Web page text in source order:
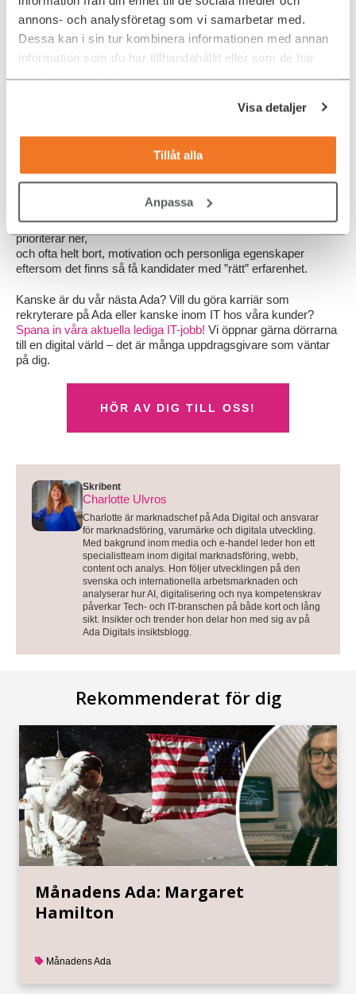
annons- och analysföretag som vi samarbetar med.
Dessa kan i sin tur kombinera informationen med annan
information som du har tillhandahållit eller som de har
samlat in när du har använt deras tjänster.
Visa detaljer
Tillåt alla
Anpassa
frustrationen
att rekryterare
och
kravlistan på
Man
prioriterar ner,
och ofta helt bort, motivation och personliga egenskaper
eftersom det finns så få kandidater med ”rätt” erfarenhet.
Kanske är du vår nästa Ada? Vill du göra karriär som
rekryterare på Ada eller kanske inom IT hos våra kunder?
Spana in våra aktuella lediga IT-jobb! Vi öppnar gärna dörrarna
till en digital värld – det är många uppdragsgivare som väntar
på dig.
HÖR AV DIG TILL OSS!
Skribent
Charlotte Ulvros
Charlotte är marknadschef på Ada Digital och ansvarar
för marknadsföring, varumärke och digitala utveckling.
Med bakgrund inom media och e-handel leder hon ett
specialistteam inom digital marknadsföring, webb,
content och analys. Hon följer utvecklingen på den
svenska och internationella arbetsmarknaden och
analyserar hur AI, digitalisering och nya kompetenskrav
påverkar Tech- och IT-branschen på både kort och lång
sikt. Insikter och trender hon delar hon med sig av på
Ada Digitals insiktsblogg.
Rekommenderat för dig
Månadens Ada: Margaret
Hamilton
Månadens Ada